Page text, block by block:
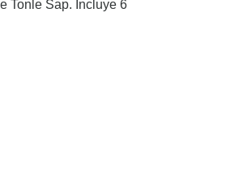
Tonle Sap. Incluye 6